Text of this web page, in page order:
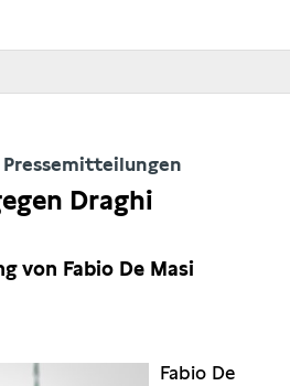
Pressemitteilungen
Draghi
von Fabio De Masi
Fabio De